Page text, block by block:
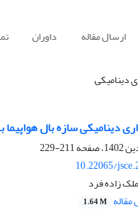
ارسال مقاله داوران
دینامیکی
دینامیکی سازه بال
211-229
10.22065/
زاده فرد
1.64 M